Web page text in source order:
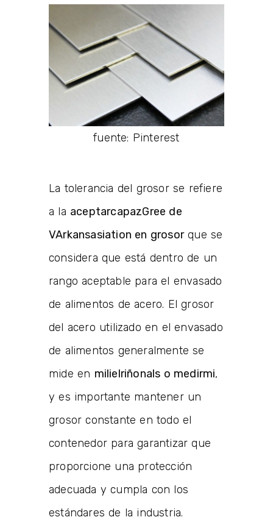
fuente: Pinterest
La tolerancia del grosor se refiere
a la aceptarcapazGree de
VArkansasiation en grosorque se
considera que está dentro de un
rango aceptable para el envasado
de alimentos de acero. El grosor
del acero utilizado en el envasado
de alimentos generalmente se
mide en milielriñonals o medirmi,
y es importante mantener un
grosor constante en todo el
contenedor para garantizar que
proporcione una protección
adecuada y cumpla con los
estándares de la industria.